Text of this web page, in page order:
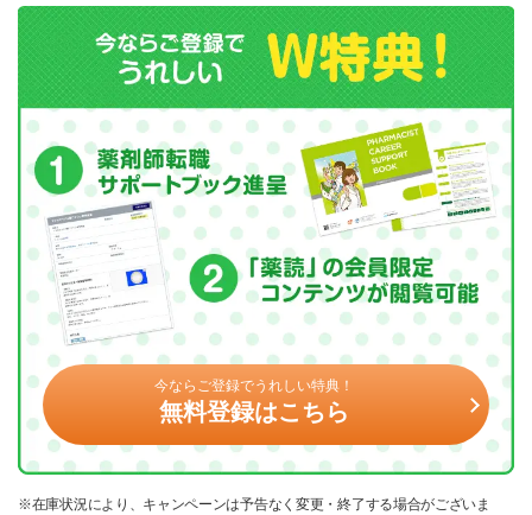
今ならご登録でうれしい特典！
無料登録はこちら
※在庫状況により、キャンペーンは予告なく変更・終了する場合がございま